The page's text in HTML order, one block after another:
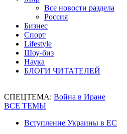
Все новости раздела
Россия
Бизнес
Спорт
Lifestyle
Шоу-биз
Наука
БЛОГИ ЧИТАТЕЛЕЙ
СПЕЦТЕМА: Война в Иране
ВСЕ ТЕМЫ
Вступление Украины в ЕС